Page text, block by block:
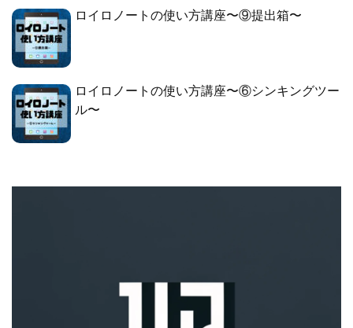
ロイロノートの使い方講座〜⑨提出箱〜
ロイロノートの使い方講座〜⑥シンキングツー
ル〜